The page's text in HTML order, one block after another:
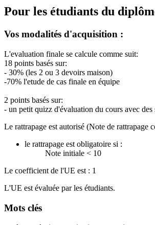
Pour les étudiants du
Vos modalités d'acquisition :
L'evaluation finale se calcule comme suit:
18 points basés sur:
- 30% (les 2 ou 3 devoirs maison)
-70% l'etude de cas finale en équipe
2 points basés sur:
- un petit quizz d'évaluation du cours avec
Le rattrapage est autorisé (Note de rattrapage
le rattrapage est obligatoire si :
Note initiale < 10
Le coefficient de l'UE est : 1
L'UE est évaluée par les étudiants.
Mots clés